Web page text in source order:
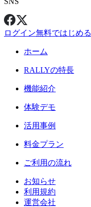
ログイン無料ではじめる
ホーム
RALLYの特長
機能紹介
体験デモ
活用事例
料金プラン
ご利用の流れ
お知らせ
利用規約
運営会社